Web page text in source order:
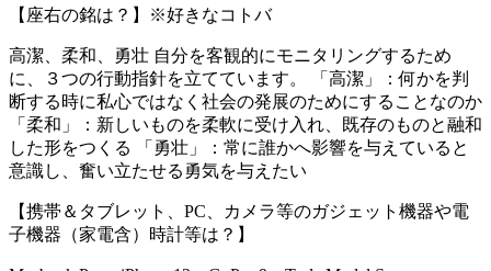
【座右の銘は？】※好きなコトバ
高潔、柔和、勇壮 自分を客観的にモニタリングするため
に、３つの行動指針を立てています。 「高潔」：何かを判
断する時に私心ではなく社会の発展のためにすることなのか
「柔和」：新しいものを柔軟に受け入れ、既存のものと融和
した形をつくる 「勇壮」：常に誰かへ影響を与えていると
意識し、奮い立たせる勇気を与えたい
【携帯＆タブレット、PC、カメラ等のガジェット機器や電
子機器（家電含）時計等は？】